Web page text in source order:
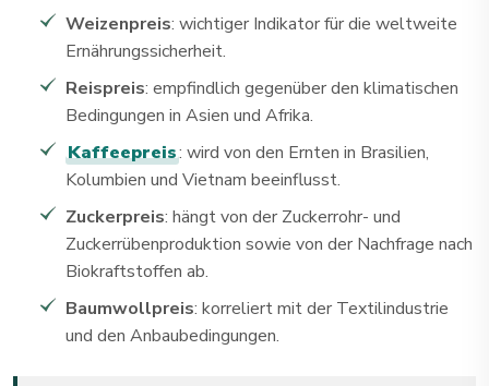
Weizenpreis: wichtiger Indikator für die weltweite
Ernährungssicherheit.
Reispreis: empfindlich gegenüber den klimatischen
Bedingungen in Asien und Afrika.
Kaffeepreis: wird von den Ernten in Brasilien,
Kolumbien und Vietnam beeinflusst.
Zuckerpreis: hängt von der Zuckerrohr- und
Zuckerrübenproduktion sowie von der Nachfrage nach
Biokraftstoffen ab.
Baumwollpreis: korreliert mit der Textilindustrie
und den Anbaubedingungen.